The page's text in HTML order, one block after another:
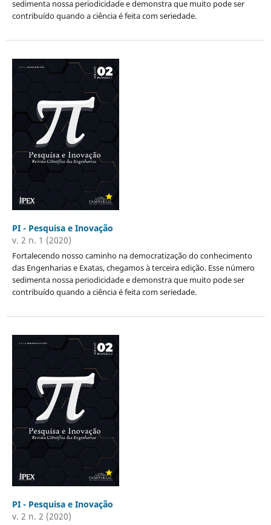
sedimenta nossa periodicidade e demonstra que muito pode ser
contribuído quando a ciência é feita com seriedade.
PI - Pesquisa e Inovação
v. 2 n. 1 (2020)
Fortalecendo nosso caminho na democratização do conhecimento
das Engenharias e Exatas, chegamos à terceira edição. Esse número
sedimenta nossa periodicidade e demonstra que muito pode ser
contribuído quando a ciência é feita com seriedade.
PI - Pesquisa e Inovação
v. 2 n. 2 (2020)